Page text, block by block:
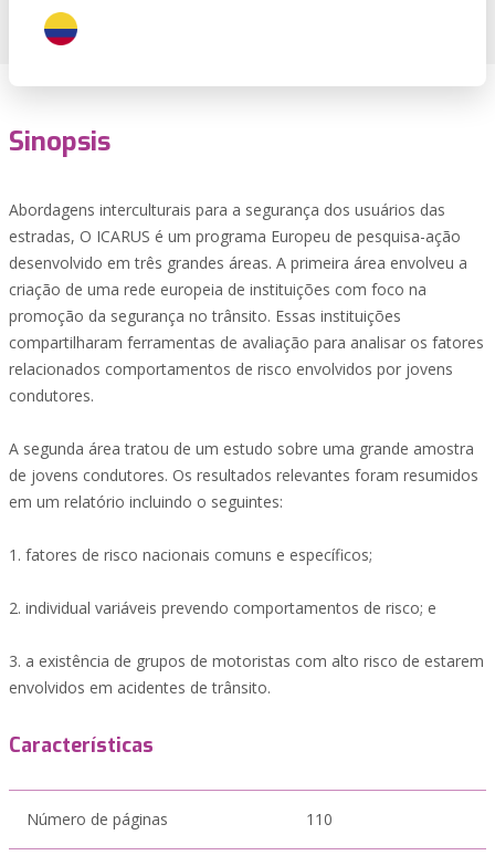
Sinopsis
Abordagens interculturais para a segurança dos usuários das
estradas, O ICARUS é um programa Europeu de pesquisa-ação
desenvolvido em três grandes áreas. A primeira área envolveu a
criação de uma rede europeia de instituições com foco na
promoção da segurança no trânsito. Essas instituições
compartilharam ferramentas de avaliação para analisar os fatores
relacionados comportamentos de risco envolvidos por jovens
condutores.
A segunda área tratou de um estudo sobre uma grande amostra
de jovens condutores. Os resultados relevantes foram resumidos
em um relatório incluindo o seguintes:
1. fatores de risco nacionais comuns e específicos;
2. individual variáveis prevendo comportamentos de risco; e
3. a existência de grupos de motoristas com alto risco de estarem
envolvidos em acidentes de trânsito.
Características
Número de páginas 110